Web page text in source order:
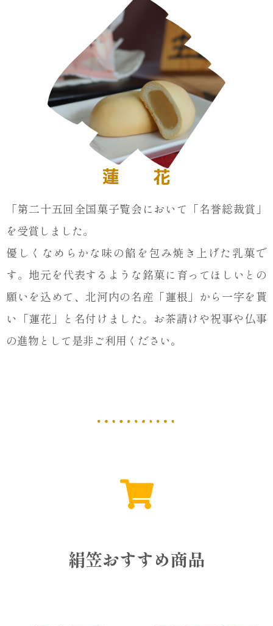
蓮 花
「第二十五回全国菓子覧会において「名誉総裁賞」
を受賞しました。
優しくなめらかな味の餡を包み焼き上げた乳菓で
す。地元を代表するような銘菓に育ってほしいとの
願いを込めて、北河内の名産「蓮根」から一字を貰
い「蓮花」と名付けました。お茶請けや祝事や仏事
の進物として是非ご利用ください。
絹笠おすすめ商品